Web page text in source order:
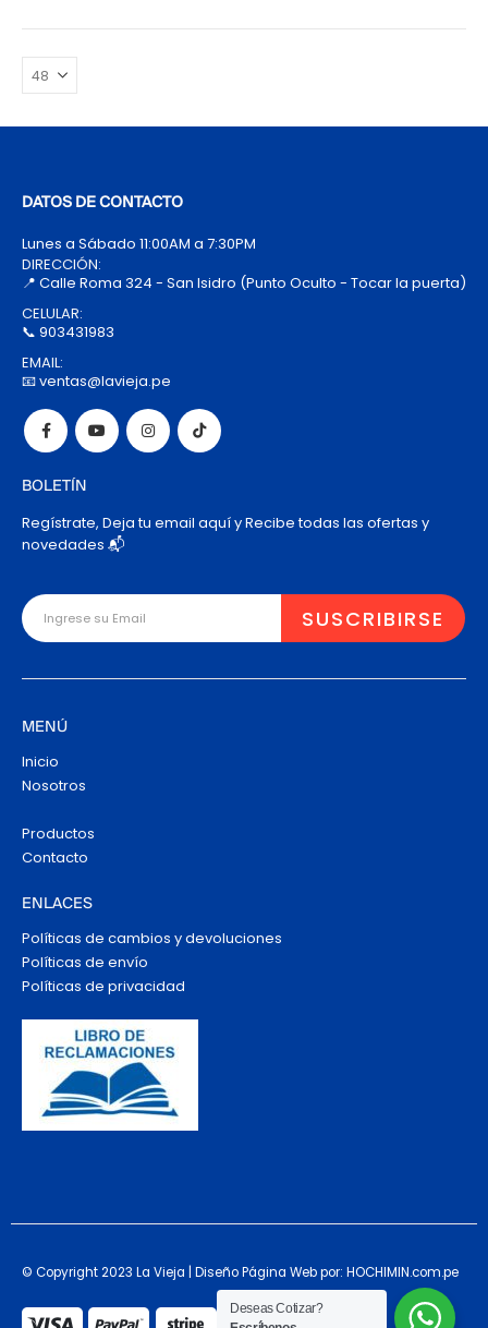
DATOS DE CONTACTO
Lunes a Sábado 11:00AM a 7:30PM
DIRECCIÓN:
📍 Calle Roma 324 - San Isidro (Punto Oculto - Tocar la puerta)
CELULAR:
📞 903431983
EMAIL:
📧 ventas@lavieja.pe
BOLETÍN
Regístrate, Deja tu email aquí y Recibe todas las ofertas y
novedades 📬
MENÚ
Inicio
Nosotros
Productos
Contacto
ENLACES
Políticas de cambios y devoluciones
Políticas de envío
Políticas de privacidad
© Copyright 2023 La Vieja | Diseño Página Web por: HOCHIMIN.com.pe
Deseas Cotizar?